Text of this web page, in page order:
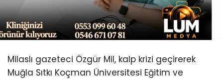
Milaslı gazeteci Özgür Mil, kalp krizi geçirerek
Muğla Sıtkı Koçman Üniversitesi Eğitim ve